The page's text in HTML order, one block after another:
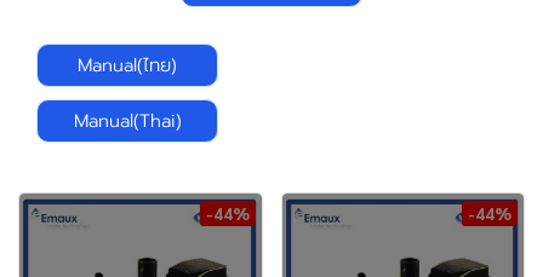
Manual(ไทย)
Manual(Thai)
-44% -44%